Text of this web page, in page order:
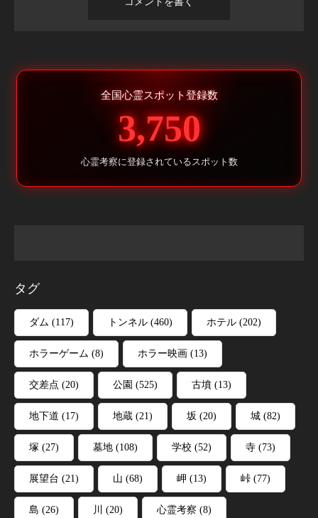
全国心霊スポット登録数
3,750
心霊考察に登録されているスポット数
タグ
ダム (117) トンネル (460) ホテル (202)
ホラーゲーム (8) ホラー映画 (13)
交差点 (20) 公園 (525) 古墳 (13)
地下道 (17) 地蔵 (21) 坂 (20) 城 (82)
塚 (27) 墓地 (108) 学校 (52) 寺 (73)
展望台 (21) 山 (68) 岬 (13) 峠 (77)
島 (26) 川 (20) 心霊考察 (8)